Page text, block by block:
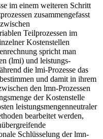
im einem weiteren Schritt
zusammengefasst
Teilprozessen im
Kostenstellen
spricht man
(lmi) und leistungs­
die lmi-Prozesse das
und damit in ihrem
den lmn-Prozessen
der Kostenstelle
leistungsmengenneutraler
bearbeitet werden,
Schlüsselung der lmn-